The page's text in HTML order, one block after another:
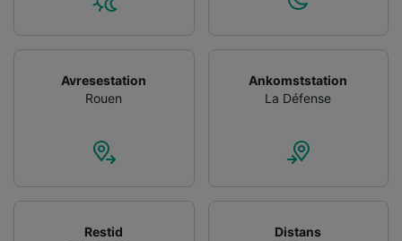
Avresestation
Rouen
Ankomststation
La Défense
Restid
Distans